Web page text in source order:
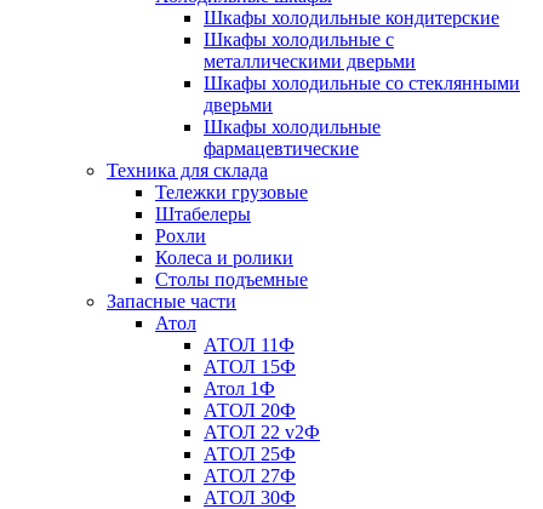
Шкафы холодильные кондитерские
Шкафы холодильные с
металлическими дверьми
Шкафы холодильные со стеклянными
дверьми
Шкафы холодильные
фармацевтические
Техника для склада
Тележки грузовые
Штабелеры
Рохли
Колеса и ролики
Столы подъемные
Запасные части
Атол
АТОЛ 11Ф
АТОЛ 15Ф
Атол 1Ф
АТОЛ 20Ф
АТОЛ 22 v2Ф
АТОЛ 25Ф
АТОЛ 27Ф
АТОЛ 30Ф